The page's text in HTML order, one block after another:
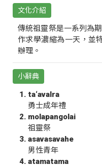
文化介紹
傳統祖靈祭是一系列為
作求學濃縮為一天，並
辦理。
小辭典
ta‘avalra
勇士成年禮
molapangolai
祖靈祭
asavasavahe
男性青年
atamatama